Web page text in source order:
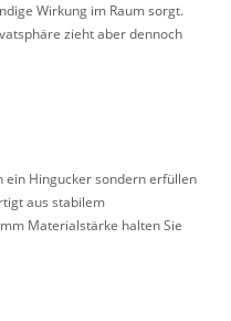
Wirkung im Raum sorgt.
zieht aber dennoch
ein Hingucker sondern erfüllen
aus stabilem
Materialstärke halten Sie